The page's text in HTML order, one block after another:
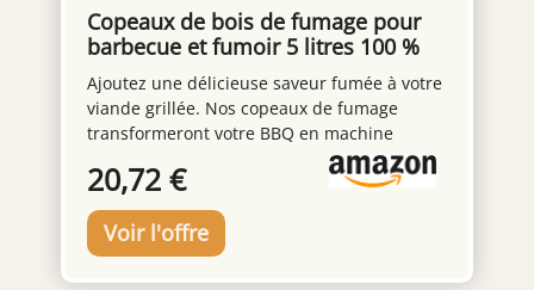
Copeaux de bois de fumage pour
barbecue et fumoir 5 litres 100 %
naturel issu de forêts polonaises
hêtre
Ajoutez une délicieuse saveur fumée à votre
viande grillée. Nos copeaux de fumage
transformeront votre BBQ en machine
produisant à chaque fois des viandes
appétissantes. Bois naturel issu des forêts
polonaises, sans ajout Idéal pour une
utilisation sur le grill, le fumoir, le style
Kamado ou le barbecue bouilloire. Peut être
utilisé directement sur les charbons ou dans
20,72 €